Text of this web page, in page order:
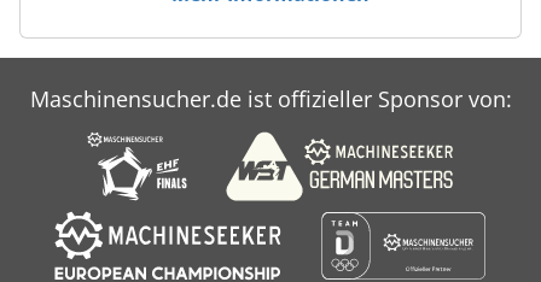
Maschinensucher.de ist offizieller Sponsor von: